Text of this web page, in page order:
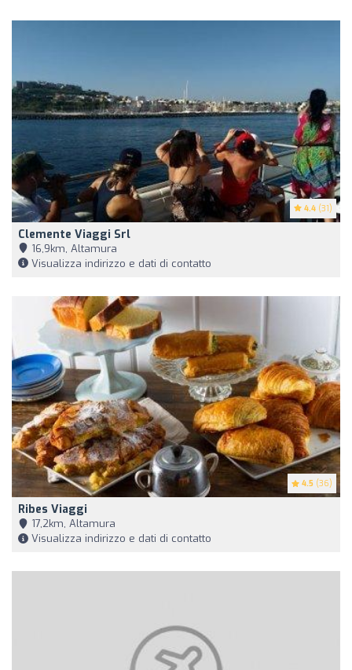
4.4 (31)
Clemente Viaggi Srl
16,9km, Altamura
Visualizza indirizzo e dati di contatto
4.5 (36)
Ribes Viaggi
17,2km, Altamura
Visualizza indirizzo e dati di contatto